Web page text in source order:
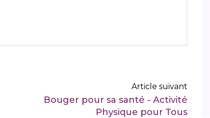
Article suivant
Bouger pour sa santé - Activité
Physique pour Tous